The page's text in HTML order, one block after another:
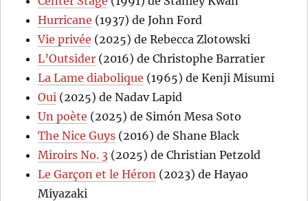
Hurricane (1937) de John Ford
Vie privée (2025) de Rebecca Zlotowski
L’Outsider (2016) de Christophe Barratier
La Lame diabolique (1965) de Kenji Misumi
Oui (2025) de Nadav Lapid
Un poète (2025) de Simón Mesa Soto
The Nice Guys (2016) de Shane Black
Miroirs No. 3 (2025) de Christian Petzold
Le Garçon et le Héron (2023) de Hayao
Miyazaki